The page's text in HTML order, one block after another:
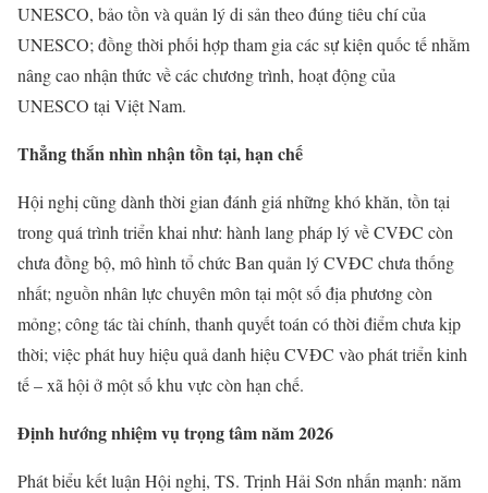
UNESCO, bảo tồn và quản lý di sản theo đúng tiêu chí của
UNESCO; đồng thời phối hợp tham gia các sự kiện quốc tế nhằm
nâng cao nhận thức về các chương trình, hoạt động của
UNESCO tại Việt Nam.
Thẳng thắn nhìn nhận tồn tại, hạn chế
Hội nghị cũng dành thời gian đánh giá những khó khăn, tồn tại
trong quá trình triển khai như: hành lang pháp lý về CVĐC còn
chưa đồng bộ, mô hình tổ chức Ban quản lý CVĐC chưa thống
nhất; nguồn nhân lực chuyên môn tại một số địa phương còn
mỏng; công tác tài chính, thanh quyết toán có thời điểm chưa kịp
thời; việc phát huy hiệu quả danh hiệu CVĐC vào phát triển kinh
tế – xã hội ở một số khu vực còn hạn chế.
Định hướng nhiệm vụ trọng tâm năm 2026
Phát biểu kết luận Hội nghị, TS. Trịnh Hải Sơn nhấn mạnh: năm